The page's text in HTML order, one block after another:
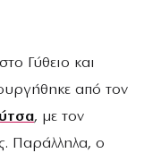
Γύθειο και
από τον
, με τον
Παράλληλα, ο